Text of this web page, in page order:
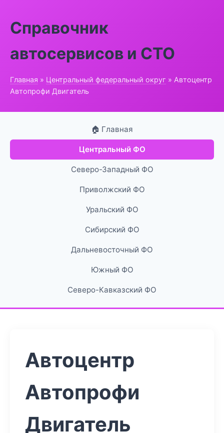
Справочник
автосервисов и СТО
Главная » Центральный федеральный округ » Автоцентр
Автопрофи Двигатель
🏠 Главная
Центральный ФО
Северо-Западный ФО
Приволжский ФО
Уральский ФО
Сибирский ФО
Дальневосточный ФО
Южный ФО
Северо-Кавказский ФО
Автоцентр
Автопрофи
Двигатель